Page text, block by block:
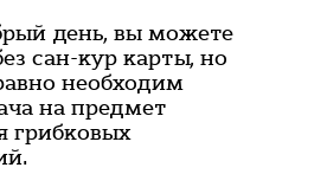
день, вы можете
сан-кур карты, но
необходим
на предмет
грибковых